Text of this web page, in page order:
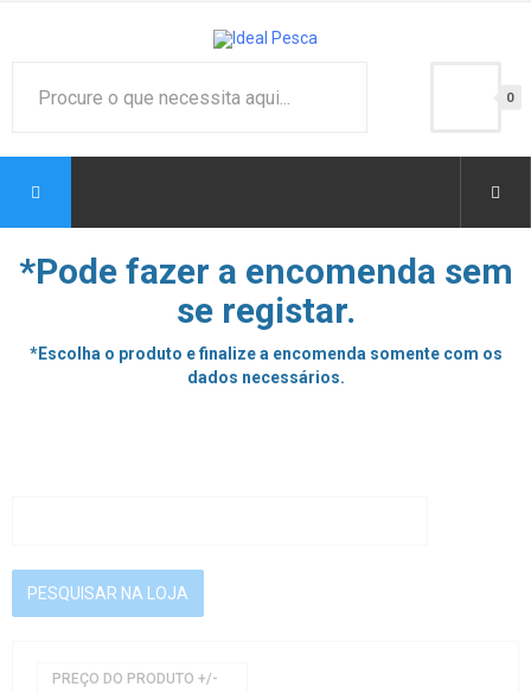
0
*Pode fazer a encomenda sem
se registar.
*Escolha o produto e finalize a encomenda somente com os
dados necessários.
PREÇO DO PRODUTO +/-